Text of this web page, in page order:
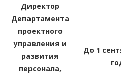
Директор
Департамента
проектного
управления и
развития
персонала,
До 1